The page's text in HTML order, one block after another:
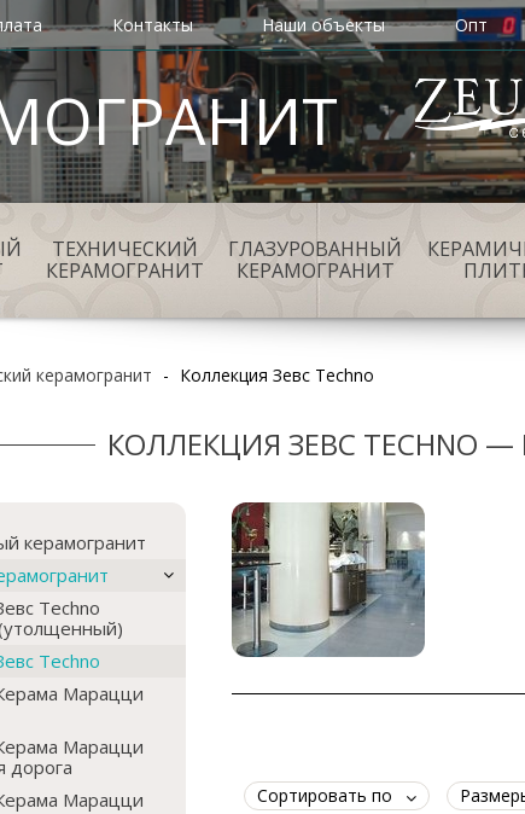
Контакты Наши объекты Опт
ТЕХНИЧЕСКИЙ
КЕРАМОГРАНИТ
ГЛАЗУРОВАННЫЙ
КЕРАМОГРАНИТ
керамогранит - Коллекция Зевс Techno
КОЛЛЕКЦИЯ ЗЕВС TECHNO
керамогранит
Techno
Techno
Марацци
Марацци
дорога
Марацци
Сортировать по